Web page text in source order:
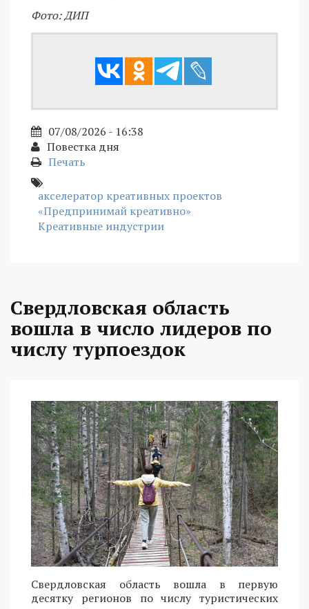
Фото: ДИП
07/08/2026 - 16:38
Повестка дня
Печать
акселератор креативных проектов
«Предпринимай креативно»
Креативные индустрии
Свердловская область
вошла в число лидеров по
числу турпоездок
Свердловская область вошла в первую
десятку регионов по числу туристических